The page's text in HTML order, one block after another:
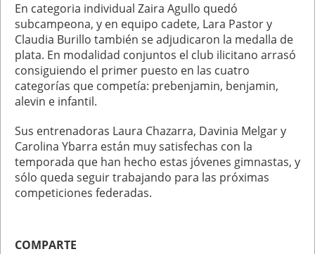
En categoria individual Zaira Agullo quedó
subcampeona, y en equipo cadete, Lara Pastor y
Claudia Burillo también se adjudicaron la medalla de
plata. En modalidad conjuntos el club ilicitano arrasó
consiguiendo el primer puesto en las cuatro
categorías que competía: prebenjamin, benjamin,
alevin e infantil.
Sus entrenadoras Laura Chazarra, Davinia Melgar y
Carolina Ybarra están muy satisfechas con la
temporada que han hecho estas jóvenes gimnastas, y
sólo queda seguir trabajando para las próximas
competiciones federadas.
COMPARTE